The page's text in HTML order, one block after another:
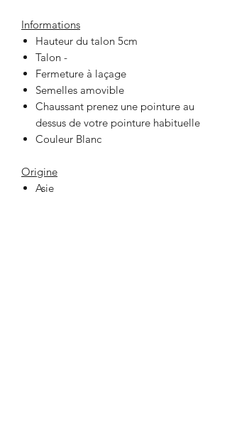
Informations
Hauteur du talon 5cm
Talon -
Fermeture à laçage
Semelles amovible
Chaussant prenez une pointure au
dessus de votre pointure habituelle
Couleur Blanc
Origine
Asie